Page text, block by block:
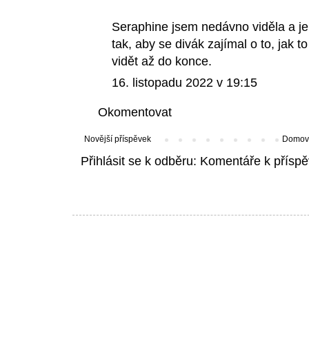
Seraphine jsem nedávno viděla a
tak, aby se divák zajímal o to, jak
vidět až do konce.
16. listopadu 2022 v 19:15
Okomentovat
Novější příspěvek
Přihlásit se k odběru: Komentáře k